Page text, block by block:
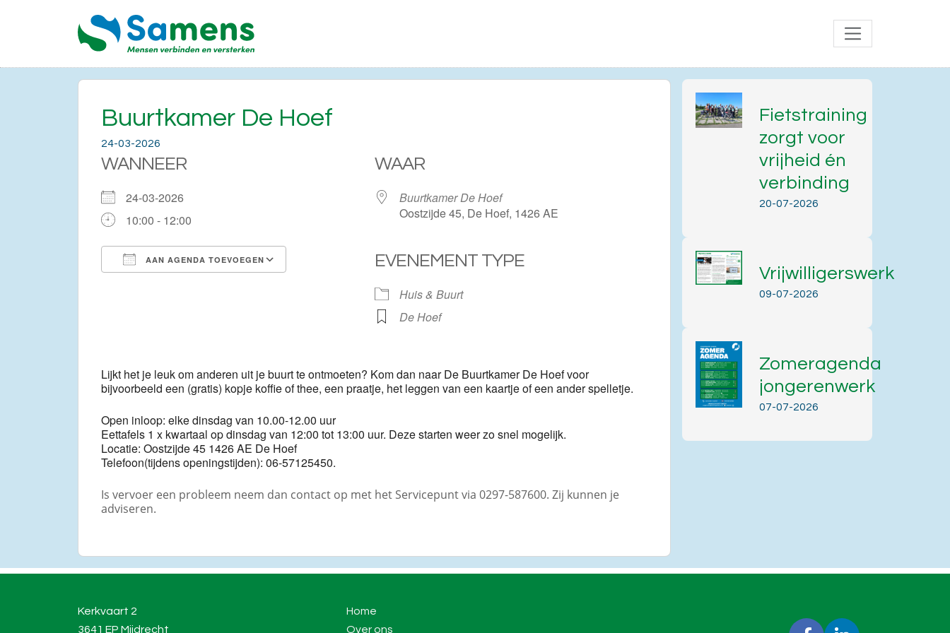
Buurtkamer De Hoef
24-03-2026
WANNEER
24-03-2026
10:00 - 12:00
AAN AGENDA TOEVOEGEN
Google Calendar Office 365 Outlook Live
WAAR
Buurtkamer De Hoef
Oostzijde 45, De Hoef, 1426 AE
EVENEMENT TYPE
Huis & Buurt
De Hoef
Lijkt het je leuk om anderen uit je buurt te ontmoeten? Kom dan naar De Buurtkamer De Hoef voor
bijvoorbeeld een (gratis) kopje koffie of thee, een praatje, het leggen van een kaartje of een ander spelletje.
Open inloop: elke dinsdag van 10.00-12.00 uur
Eettafels 1 x kwartaal op dinsdag van 12:00 tot 13:00 uur. Deze starten weer zo snel mogelijk.
Locatie: Oostzijde 45 1426 AE De Hoef
Telefoon(tijdens openingstijden): 06-57125450.
Is vervoer een probleem neem dan contact op met het Servicepunt via 0297-587600. Zij kunnen je
adviseren.
Fietstraining
zorgt voor
vrijheid én
verbinding
20-07-2026
Vrijwilligerswerk
09-07-2026
Zomeragenda
jongerenwerk
07-07-2026
Kerkvaart 2
3641 EP Mijdrecht
Home
Over ons